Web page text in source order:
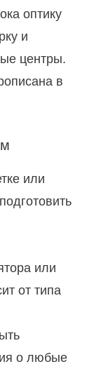
оптику
и
центры.
в
или
или
от типа
о любые